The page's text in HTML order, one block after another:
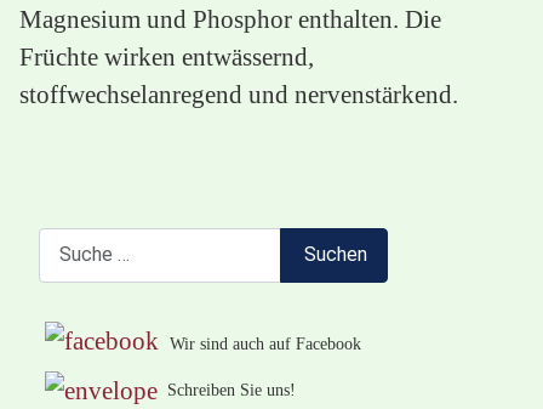
Magnesium und Phosphor enthalten. Die
Früchte wirken entwässernd,
stoffwechselanregend und nervenstärkend.
Suchen
Wir sind auch auf Facebook
Schreiben Sie uns!